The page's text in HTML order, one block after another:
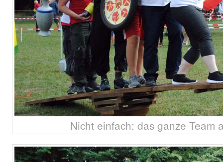
Nicht einfach: das ganze Team